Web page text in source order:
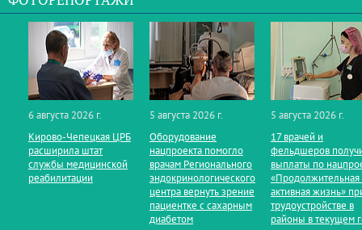
6 августа 2026 г.
Кирово‑Чепецкая ЦРБ
расширила штат
службы медицинской
реабилитации
5 августа 2026 г.
Оборудование
нацпроекта помогло
врачам Регионального
эндокринологического
центра вернуть зрение
пациентке с сахарным
диабетом
5 августа 2026 г.
17 врачей и
фельдшеров
выплаты по
«Продолжительная
активная жизнь»
трудоустройстве в
районы в текущем